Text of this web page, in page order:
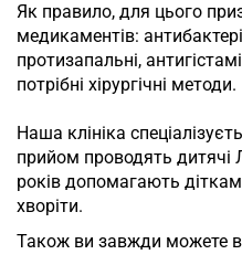
Як правило, для цього
медикаментів:
протизапальні,
потрібні хірургічні методи.
Наша клініка
прийом проводять дитячі
років допомагають
хворіти.
Також ви завжди можете